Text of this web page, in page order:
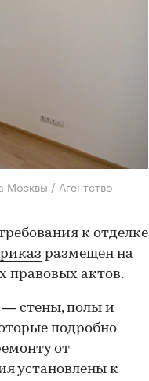
/ Агентство
к отделке
размещен на
правовых актов.
— стены, полы и
подробно
от
установлены к